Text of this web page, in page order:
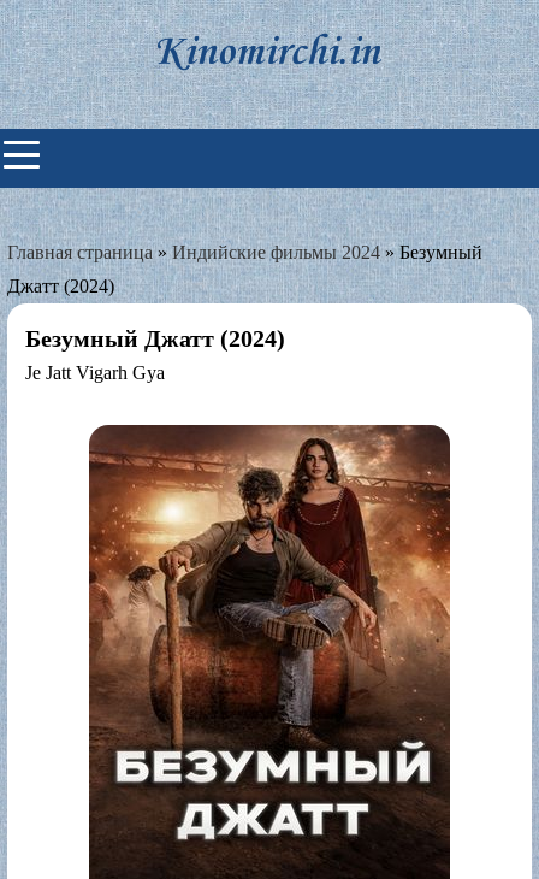
Skip
to
content
Индийские фильмы смотреть
онлайн
Главная страница»Индийские фильмы 2024»Безумный
Джатт (2024)
Безумный Джатт (2024)
Je Jatt Vigarh Gya